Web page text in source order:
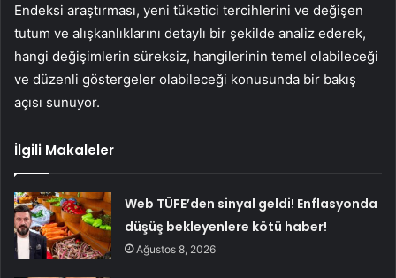
Endeksi araştırması, yeni tüketici tercihlerini ve değişen
tutum ve alışkanlıklarını detaylı bir şekilde analiz ederek,
hangi değişimlerin süreksiz, hangilerinin temel olabileceği
ve düzenli göstergeler olabileceği konusunda bir bakış
açısı sunuyor.
İlgili Makaleler
Web TÜFE’den sinyal geldi! Enflasyonda
düşüş bekleyenlere kötü haber!
Ağustos 8, 2026